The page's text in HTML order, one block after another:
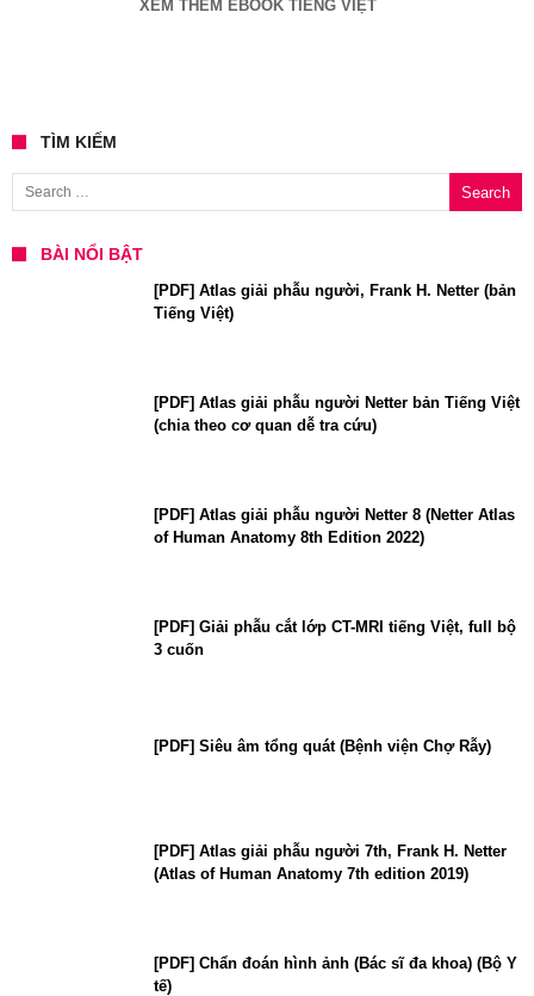
XEM THÊM EBOOK TIẾNG VIỆT
TÌM KIẾM
Search for:
BÀI NỔI BẬT
[PDF] Atlas giải phẫu người, Frank H. Netter (bản
Tiếng Việt)
[PDF] Atlas giải phẫu người Netter bản Tiếng Việt
(chia theo cơ quan dễ tra cứu)
[PDF] Atlas giải phẫu người Netter 8 (Netter Atlas
of Human Anatomy 8th Edition 2022)
[PDF] Giải phẫu cắt lớp CT-MRI tiếng Việt, full bộ
3 cuốn
[PDF] Siêu âm tổng quát (Bệnh viện Chợ Rẫy)
[PDF] Atlas giải phẫu người 7th, Frank H. Netter
(Atlas of Human Anatomy 7th edition 2019)
[PDF] Chẩn đoán hình ảnh (Bác sĩ đa khoa) (Bộ Y
tế)